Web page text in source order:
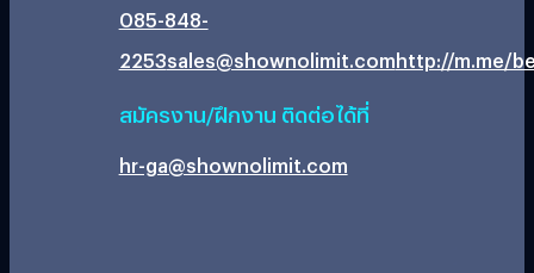
085-848-
2253sales@shownolimit.comhttp://m.me/
สมัครงาน/ฝึกงาน ติดต่อได้ที่
hr-ga@shownolimit.com